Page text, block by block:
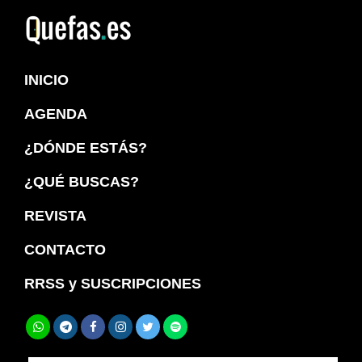
navegación
principal
principal
INICIO
AGENDA
¿DÓNDE ESTÁS?
¿QUÉ BUSCAS?
REVISTA
CONTACTO
RRSS y SUSCRIPCIONES